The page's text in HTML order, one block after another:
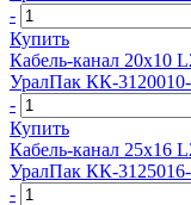
-
Купить
Кабель-канал 20х10
УралПак КК-
-
Купить
Кабель-канал 25х16
УралПак КК-
-